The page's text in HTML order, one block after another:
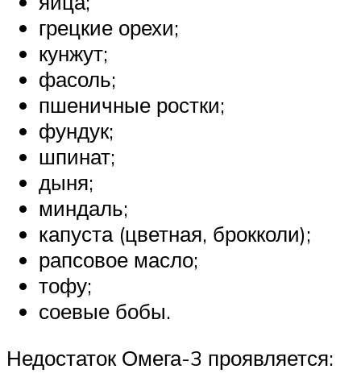
грецкие орехи;
кунжут;
фасоль;
пшеничные ростки;
фундук;
шпинат;
дыня;
миндаль;
капуста (цветная, брокколи);
рапсовое масло;
тофу;
соевые бобы.
Недостаток Омега-3 проявляется: